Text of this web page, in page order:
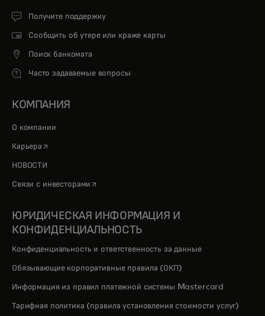
Получите поддержку
Сообщить об утере или краже карты
Поиск банкомата
Часто задаваемые вопросы
КОМПАНИЯ
О компании
Карьера opens in a new tab
НОВОСТИ
Связи с инвесторами opens in a new tab
ЮРИДИЧЕСКАЯ ИНФОРМАЦИЯ И
КОНФИДЕНЦИАЛЬНОСТЬ
Конфиденциальность и ответственность за данные
Обязывающие корпоративные правила (ОКП)
Информация из правил платежной системы Mastercard
Тарифная политика (правила установления стоимости услуг)